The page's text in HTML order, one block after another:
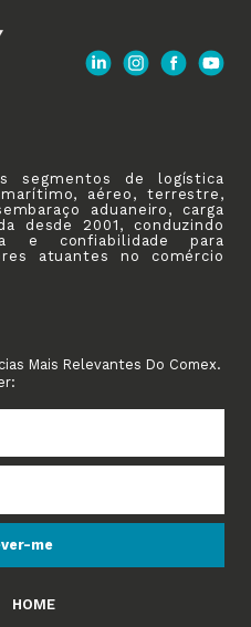
segmentos de logística
aéreo, terrestre,
aduaneiro, carga
desde 2001, conduzindo
e confiabilidade para
atuantes no comércio
Mais Relevantes Do Comex.
me
HOME